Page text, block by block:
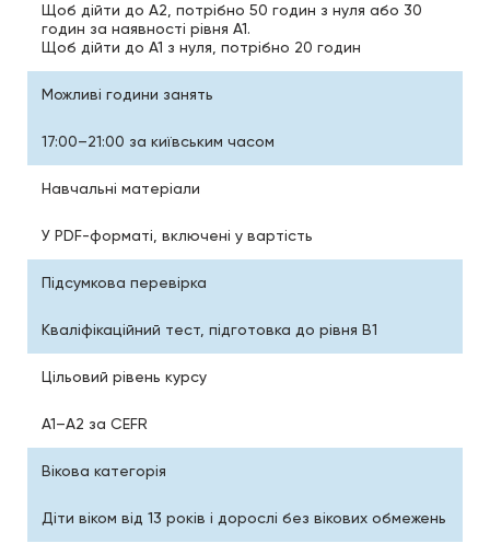
Щоб дійти до A2, потрібно 50 годин з нуля або 30
годин за наявності рівня A1.
Щоб дійти до A1 з нуля, потрібно 20 годин
Можливі години занять
17:00–21:00 за київським часом
Навчальні матеріали
У PDF-форматі, включені у вартість
Підсумкова перевірка
Кваліфікаційний тест, підготовка до рівня B1
Цільовий рівень курсу
A1–A2 за CEFR
Вікова категорія
Діти віком від 13 років і дорослі без вікових обмежень